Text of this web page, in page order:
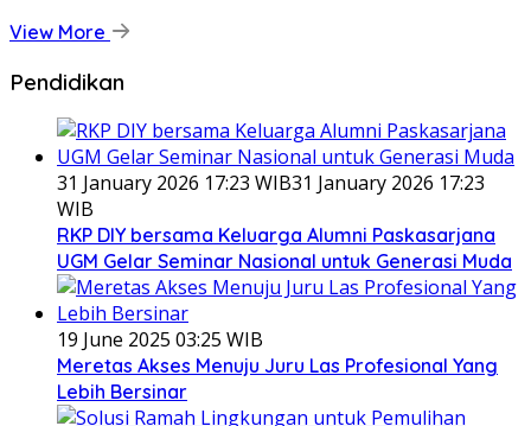
View More
Pendidikan
31 January 2026 17:23 WIB31 January 2026 17:23
WIB
RKP DIY bersama Keluarga Alumni Paskasarjana
UGM Gelar Seminar Nasional untuk Generasi Muda
19 June 2025 03:25 WIB
Meretas Akses Menuju Juru Las Profesional Yang
Lebih Bersinar